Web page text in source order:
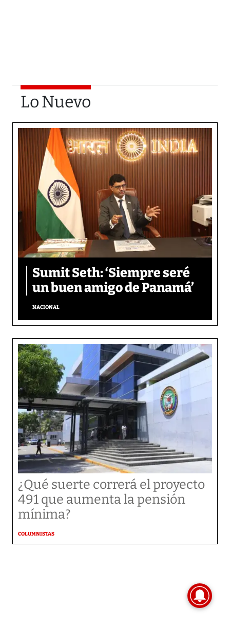
Lo Nuevo
Sumit Seth: ‘Siempre seré
un buen amigo de Panamá’
NACIONAL
¿Qué suerte correrá el proyecto
491 que aumenta la pensión
mínima?
COLUMNISTAS